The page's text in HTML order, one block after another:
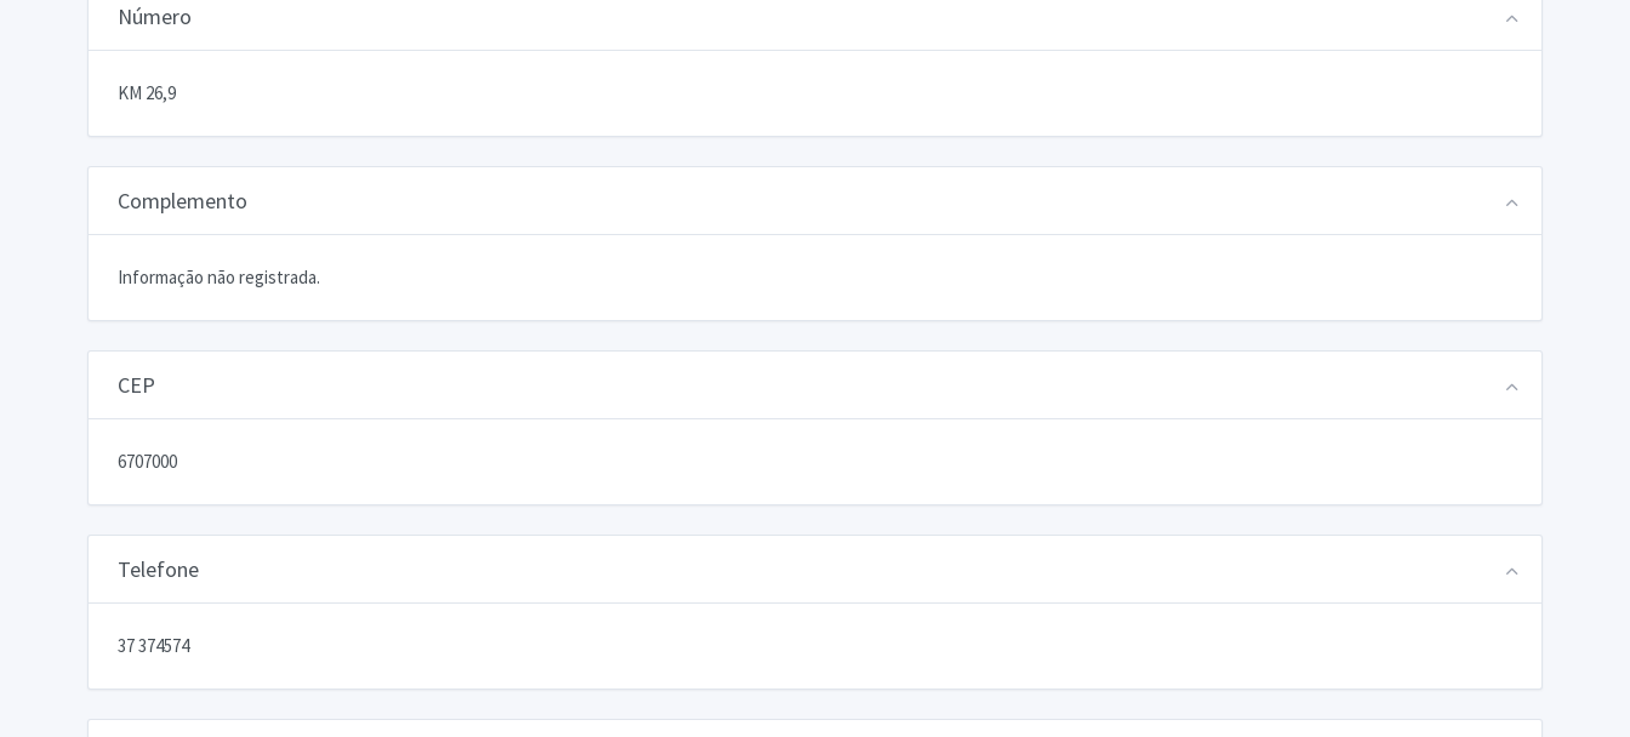
Número
KM 26,9
Complemento
Informação não registrada.
CEP
6707000
Telefone
37 374574